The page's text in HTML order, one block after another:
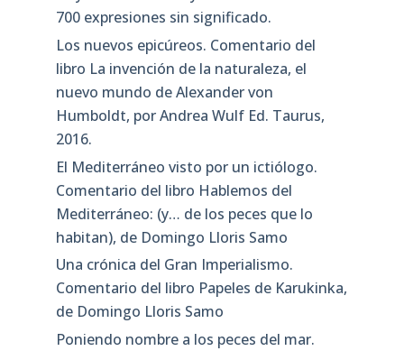
700 expresiones sin significado.
Los nuevos epicúreos. Comentario del
libro La invención de la naturaleza, el
nuevo mundo de Alexander von
Humboldt, por Andrea Wulf Ed. Taurus,
2016.
El Mediterráneo visto por un ictiólogo.
Comentario del libro Hablemos del
Mediterráneo: (y… de los peces que lo
habitan), de Domingo Lloris Samo
Una crónica del Gran Imperialismo.
Comentario del libro Papeles de Karukinka,
de Domingo Lloris Samo
Poniendo nombre a los peces del mar.